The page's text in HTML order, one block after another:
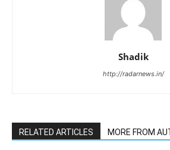
Shadik
http://radarnews.in/
RELATED ARTICLES MORE FROM